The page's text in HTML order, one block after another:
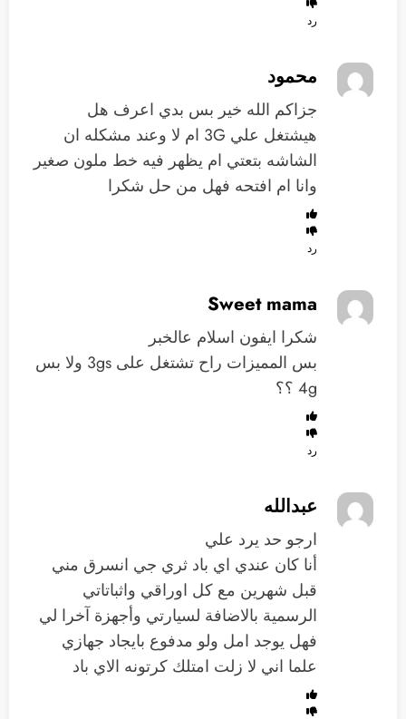
رد
محمود
جزاكم الله خير بس بدي اعرف هل
هيشتغل علي 3G ام لا وعند مشكله ان
الشاشه بتعتي ام يظهر فيه خط ملون صغير
وانا ام افتحه فهل من حل شكرا
رد
Sweet mama
شكرا ايفون اسلام عالخبر
بس المميزات راح تشتغل على 3gs ولا بس
4g ؟؟
رد
عبدالله
ارجو حد يرد علي
أنا كان عندي اي باد ثري جي انسرق مني
قبل شهرين مع كل اوراقي واثباتاتي
الرسمية بالاضافة لسيارتي وأجهزة آخرا لي
فهل يوجد امل ولو مدفوع بايجاد جهازي
علما اني لا زلت امتلك كرتونه الاي باد